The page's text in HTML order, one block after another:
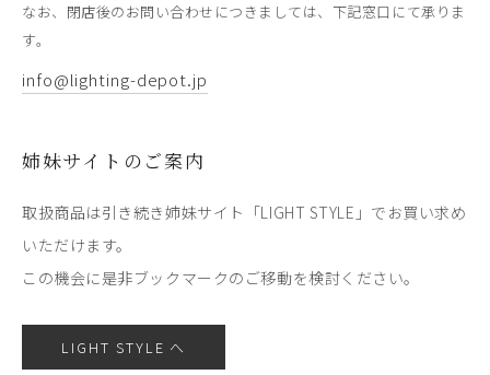
なお、閉店後のお問い合わせにつきましては、下記窓口にて承りま
す。
info@lighting-depot.jp
姉妹サイトのご案内
取扱商品は引き続き姉妹サイト「LIGHT STYLE」でお買い求め
いただけます。
この機会に是非ブックマークのご移動を検討ください。
LIGHT STYLE へ